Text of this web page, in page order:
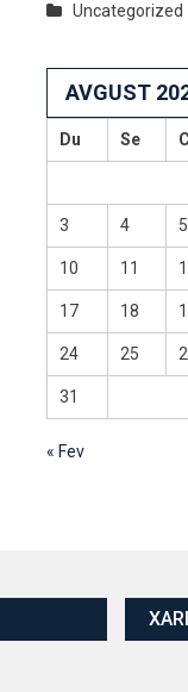
Uncategorized
AVGUST
Du Se
3 4 5
10 11
17 18
24 25
31
« Fev